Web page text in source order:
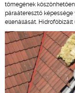
tömegének
páraáteresztő
ellenállását. Hidrofóbizált